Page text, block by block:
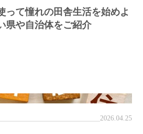
って憧れの田舎生活を始めよ
県や自治体をご紹介
2026.04.25